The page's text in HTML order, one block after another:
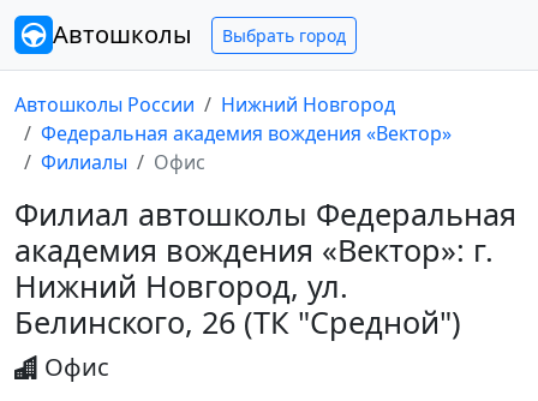
Автошколы Выбрать город
Автошколы России
Нижний Новгород
Федеральная академия вождения «Вектор»
Филиалы
Офис
Филиал автошколы Федеральная
академия вождения «Вектор»: г.
Нижний Новгород, ул.
Белинского, 26 (ТК "Средной")
Офис